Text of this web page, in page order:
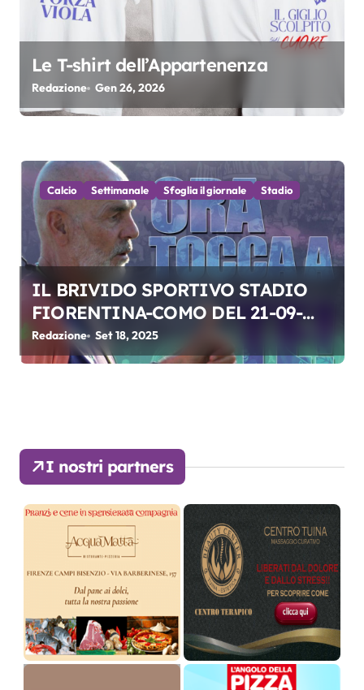
Le T-shirt dell’Appartenenza
Redazione Gen 26, 2026
Calcio Settimanale Sfoglia il giornale Stadio
IL BRIVIDO SPORTIVO STADIO
FIORENTINA-COMO DEL 21-09-
2025
Redazione Set 18, 2025
I nostri partners